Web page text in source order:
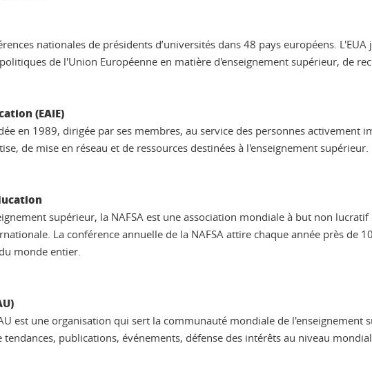
nationales de présidents d’universités dans 48 pays européens.
de l'Union Européenne en matière d'enseignement supérieur, de
(EAIE)
en 1989, dirigée par ses membres, au service des personnes
de mise en réseau et de ressources destinées à l'enseignement supérieur.
supérieur, la NAFSA est une association mondiale à but non
La conférence annuelle de la NAFSA attire chaque année près de
monde entier.
est une organisation qui sert la communauté mondiale de l'enseignement
publications, événements, défense des intérêts au niveau mondial.